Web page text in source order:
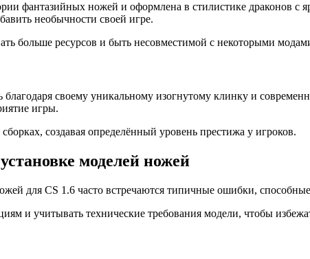
фантазийных ножей и оформлена в стилистике драконов
необычности своей игре.
больше ресурсов и быть несовместимой с некоторыми
благодаря своему уникальному изогнутому клинку и
игры.
создавая определённый уровень престижа у игроков.
моделей ножей
для CS 1.6 часто встречаются типичные ошибки,
и учитывать технические требования модели, чтобы